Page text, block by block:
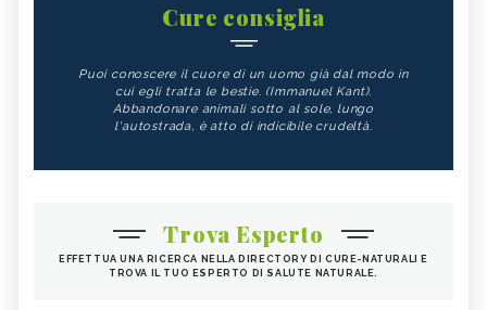
Cure consiglia
Puoi conoscere il cuore di un uomo già dal modo in
cui egli tratta le bestie. (Immanuel Kant).
Abbandonare animali sotto al sole, lungo
l'autostrada, è atto di indicibile crudeltà.
Trova Esperto
EFFETTUA UNA RICERCA NELLA DIRECTORY DI CURE-NATURALI E
TROVA IL TUO ESPERTO DI SALUTE NATURALE.